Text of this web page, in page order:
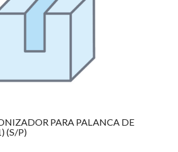
PARA PALANCA DE
(S/P)